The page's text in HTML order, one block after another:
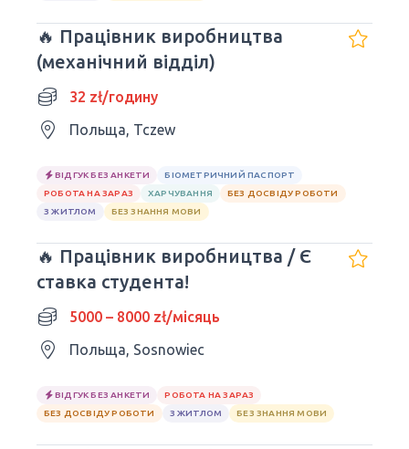
🔥 Працівник виробництва
(механічний відділ)
32 zł/годину
Польща, Tczew
ВІДГУК БЕЗ АНКЕТИ
БІОМЕТРИЧНИЙ ПАСПОРТ
РОБОТА НА ЗАРАЗ
ХАРЧУВАННЯ
БЕЗ ДОСВІДУ РОБОТИ
З ЖИТЛОМ
БЕЗ ЗНАННЯ МОВИ
🔥 Працівник виробництва / Є
ставка студента!
5000 – 8000 zł/місяць
Польща, Sosnowiec
ВІДГУК БЕЗ АНКЕТИ
РОБОТА НА ЗАРАЗ
БЕЗ ДОСВІДУ РОБОТИ
З ЖИТЛОМ БЕЗ ЗНАННЯ МОВИ